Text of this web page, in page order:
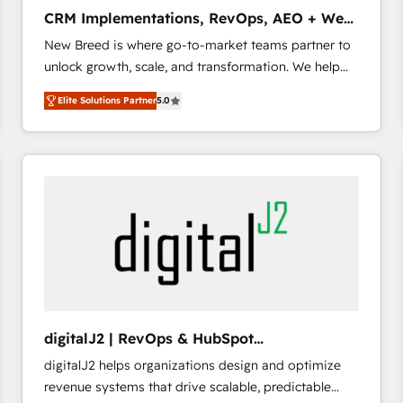
2️⃣ AIエージェント組織構築 営業・マーケティング業務
の一部をAIが自律実行する組織への移行を設計・実装。
Breeze・Claude等をHubSpotと連携させ、役割定義・
運用ルール・成果指標まで含めて設計します。 3️⃣ 全社
DX × AI推進のPMO伴走支援 複数部門をまたぐDX×AI変
革を、構想から実装・定着までPMOとして主導。「設
定の代行ではなく、設計の責任」を引き受け、部門横断
計・構築：リード獲得・CVR・SEOを前提にした情報設
計・導線設計・テンプレート設計をContent Hubで一体
提供。 ▸ 既存CRM・MAからの移行支援：Salesforce・
Marketo・Pardot等からの移行、カスタム設計、履歴
データ移行と活用設計まで。 ▸ AEO対応：ChatGPT・
ンツとサイト構造を最適化。 🏆 なぜ100incを選ぶの
か？ ✓ HubSpot Eliteパートナー認定 ✓ HubSpotアワ
ード受賞・HUGリーダー ✓ ISO27001:2022 /
ISO9001:2015 取得 ✓ 400社以上の導入実績 ✓
CRM Implementations, RevOps, AEO + Web,
Demand Gen
New Breed is where go-to-market teams partner to
unlock growth, scale, and transformation. We help
companies activate HubSpot’s AI-powered
customer platform and operationalize HubSpot’s
Loop Marketing framework through expert-led
services, smart agents, and purpose-built apps,
buyer journey for clean data, scalability, & reporting.
🎯Demand Gen & ABM: Drive pipeline with inbound,
ABM, AEO, SEO, & paid media that fuel growth. 👩‍💻
Web Design: Build high-performing websites with
configure HubSpot AI, & maximize AEO with tailored
AI services. 🧩Integrations: Extend HubSpot with
custom integrations, hosting, & maintenance. As
Elite Solutions Partner5.0
digitalJ2 | RevOps & HubSpot
Implementations
digitalJ2 helps organizations design and optimize
revenue systems that drive scalable, predictable